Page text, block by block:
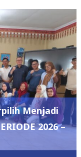
Menjadi
2026 –